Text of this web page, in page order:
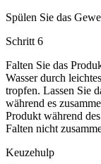
Spülen Sie das
Schritt 6
Falten Sie das
Wasser durch
tropfen. Lassen Sie
während es
Produkt während
Falten nicht
Keuzehulp